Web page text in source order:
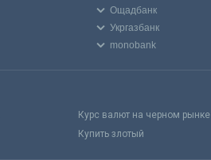
Ощадбанк
Укргазбанк
monobank
Курс валют на черном рынке
Купить злотый